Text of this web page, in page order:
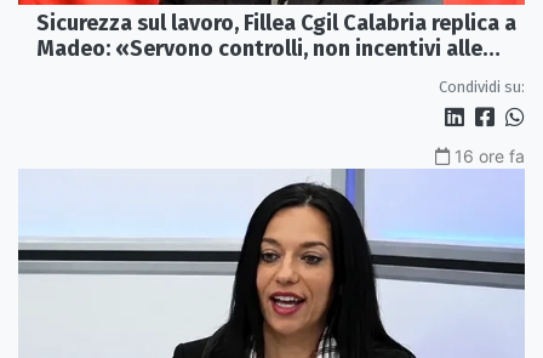
Sicurezza sul lavoro, Fillea Cgil Calabria replica a
Madeo: «Servono controlli, non incentivi alle
Condividi su:
16 ore fa